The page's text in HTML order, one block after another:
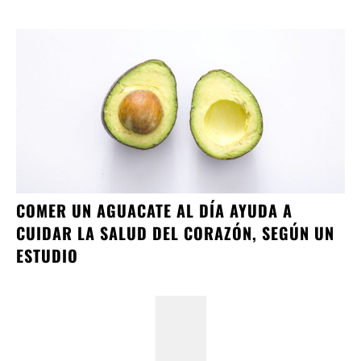
COMER UN AGUACATE AL DÍA AYUDA A
CUIDAR LA SALUD DEL CORAZÓN, SEGÚN UN
ESTUDIO